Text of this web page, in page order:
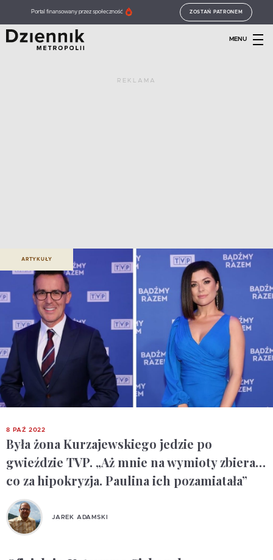
Portal finansowany przez społeczność ZOSTAŃ PATRONEM
MENU
REKLAMA
ARTYKUŁY
8 PAŹ 2022
Była żona Kurzajewskiego jedzie po
gwieździe TVP. „Aż mnie na wymioty zbiera…
co za hipokryzja. Paulina ich pozamiatała”
JAREK ADAMSKI